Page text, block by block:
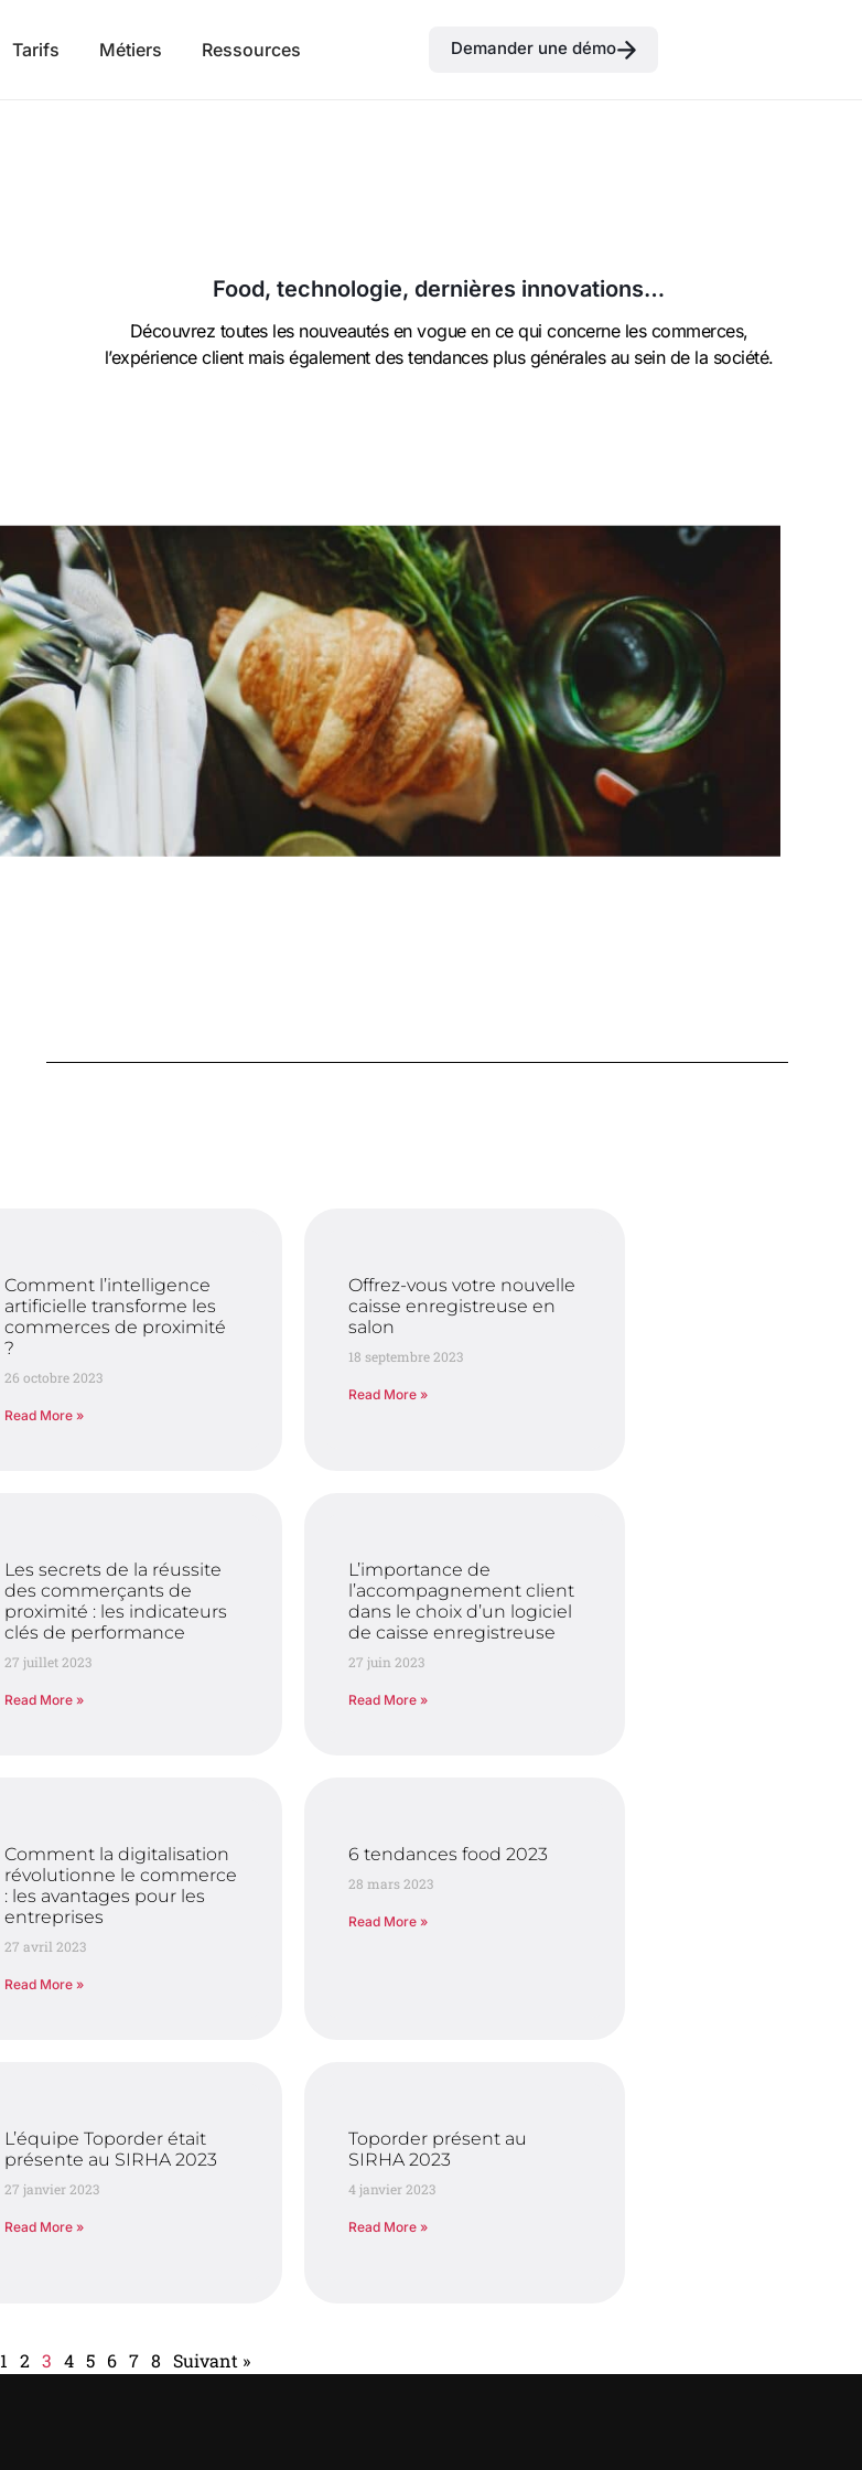
Tarifs Métiers Ressources Demander une démo
Food, technologie, dernières innovations…
Découvrez toutes les nouveautés en vogue en ce qui concerne les commerces,
l’expérience client mais également des tendances plus générales au sein de la société.
Comment l’intelligence
artificielle transforme les
commerces de proximité
?
26 octobre 2023
Read More »
Offrez-vous votre nouvelle
caisse enregistreuse en
salon
18 septembre 2023
Read More »
Les secrets de la réussite
des commerçants de
proximité : les indicateurs
clés de performance
27 juillet 2023
Read More »
L’importance de
l’accompagnement client
dans le choix d’un logiciel
de caisse enregistreuse
27 juin 2023
Read More »
Comment la digitalisation
révolutionne le commerce
: les avantages pour les
entreprises
27 avril 2023
Read More »
6 tendances food 2023
28 mars 2023
Read More »
L’équipe Toporder était
présente au SIRHA 2023
27 janvier 2023
Read More »
Toporder présent au
SIRHA 2023
4 janvier 2023
Read More »
1 2 3 4 5 6 7 8 Suivant »